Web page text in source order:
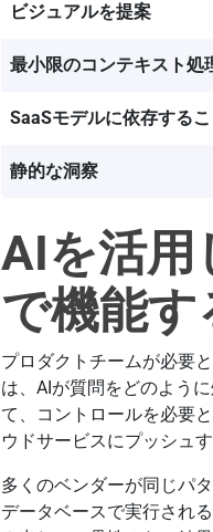
ビジュアルを提案
最小限のコンテキスト処
SaaSモデルに依存する
静的な洞察
AIを活用
で機能す
プロダクトチームが必要
は、AIが質問をどのよう
て、コントロールを必要
ウドサービスにプッシュ
多くのベンダーが同じパ
データベースで実行され